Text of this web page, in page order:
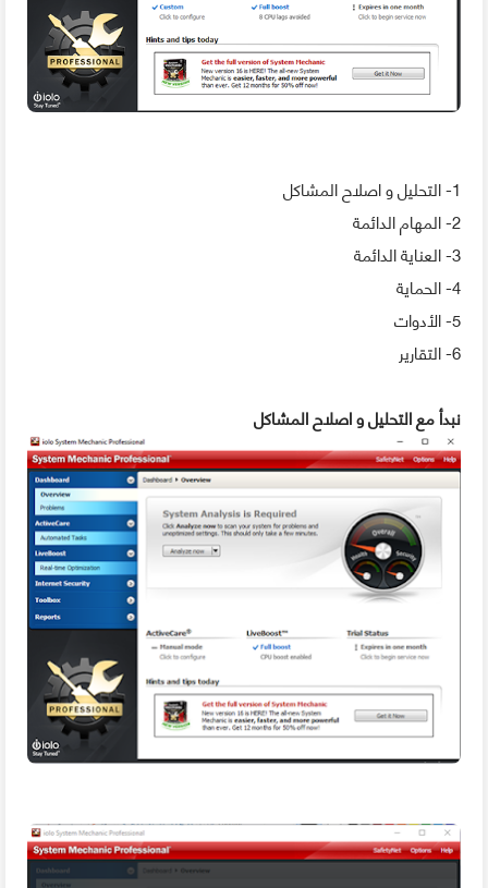
1- التحليل و اصلاح المشاكل
2- المهام الدائمة
3- العناية الدائمة
4- الحماية
5- الأدوات
6- التقارير
نبدأ مع التحليل و اصلاح المشاكل